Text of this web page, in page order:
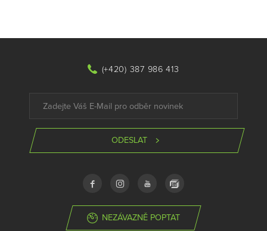
(+420) 387 986 413
ODESLAT
NEZÁVAZNĚ POPTAT